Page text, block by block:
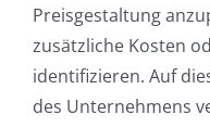
Preisgestaltung
zusätzliche Kosten
identifizieren. Auf
des Unternehmens